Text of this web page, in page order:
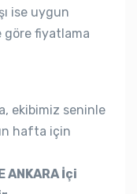
ise uygun
göre fiyatlama
ekibimiz seninle
hafta için
ANKARA İçi